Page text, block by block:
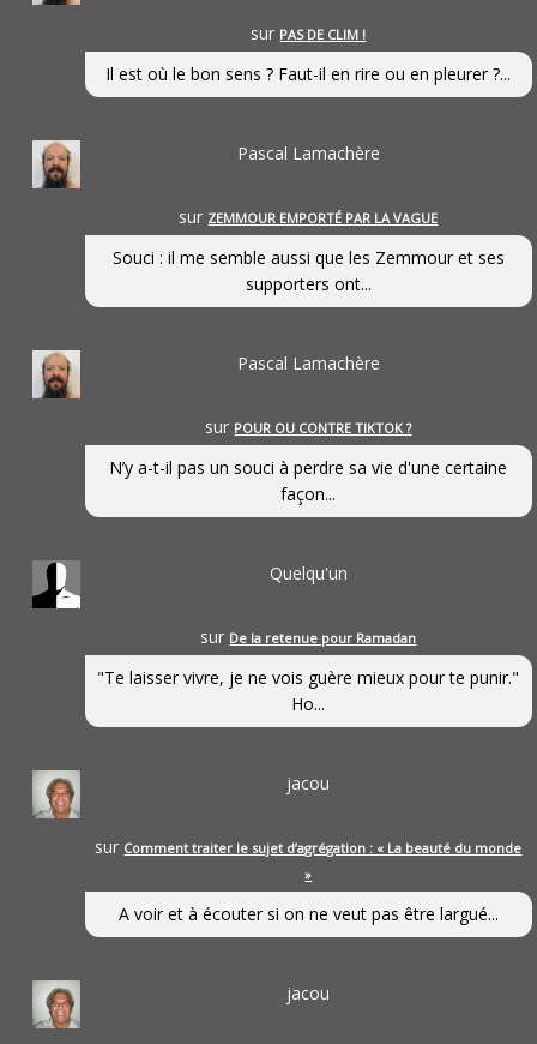
sur PAS DE CLIM !
Il est où le bon sens ? Faut-il en rire ou en pleurer ?...
Pascal Lamachère
sur ZEMMOUR EMPORTÉ PAR LA VAGUE
Souci : il me semble aussi que les Zemmour et ses
supporters ont...
Pascal Lamachère
sur POUR OU CONTRE TIKTOK ?
N’y a-t-il pas un souci à perdre sa vie d'une certaine
façon...
Quelqu'un
sur De la retenue pour Ramadan
"Te laisser vivre, je ne vois guère mieux pour te punir."
Ho...
jacou
sur Comment traiter le sujet d’agrégation : « La beauté du monde
»
A voir et à écouter si on ne veut pas être largué...
jacou